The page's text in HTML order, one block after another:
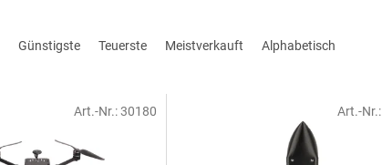
Günstigste Teuerste Meistverkauft Alphabetisch
Art.-Nr.:30180 Art.-Nr.: